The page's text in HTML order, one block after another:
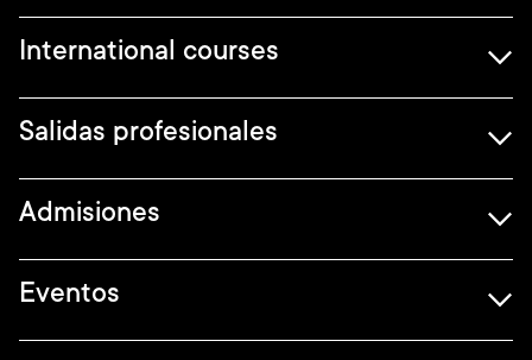
International courses
Salidas profesionales
Admisiones
Eventos